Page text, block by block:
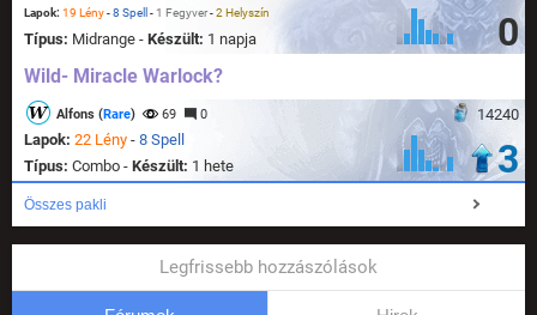
Lapok: 19 Lény-8 Spell - 1 Fegyver-2 Helyszín
Típus: Midrange - Készült: 1 napja 0
Wild- Miracle Warlock?
14240
Alfons (Rare) 69 0
Lapok: 22 Lény - 8 Spell
Típus: Combo - Készült: 1 hete 3
Összes pakli
Legfrissebb hozzászólások